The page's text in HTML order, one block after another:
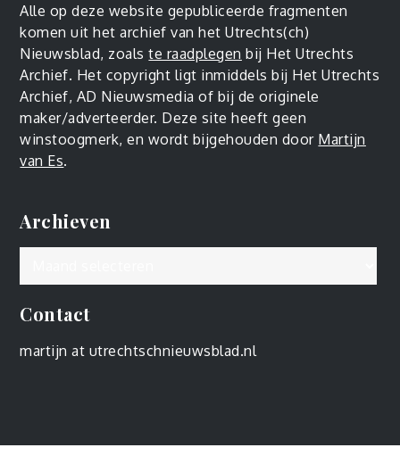
Alle op deze website gepubliceerde fragmenten
komen uit het archief van het Utrechts(ch)
Nieuwsblad, zoalste raadplegen bij Het Utrechts
Archief. Het copyright ligt inmiddels bij Het Utrechts
Archief, AD Nieuwsmedia of bij de originele
maker/adverteerder. Deze site heeft geen
winstoogmerk, en wordt bijgehouden door Martijn
van Es.
Archieven
Contact
martijn at utrechtschnieuwsblad.nl